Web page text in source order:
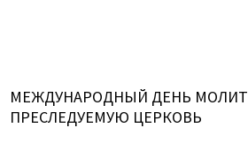
МЕЖДУНАРОДНЫЙ ДЕНЬ
ПРЕСЛЕДУЕМУЮ ЦЕРКОВЬ